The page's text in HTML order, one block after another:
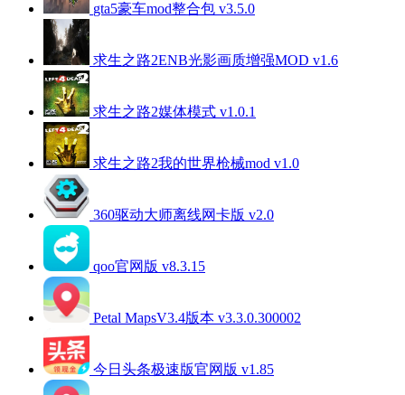
gta5豪车mod整合包 v3.5.0
求生之路2ENB光影画质增强MOD v1.6
求生之路2媒体模式 v1.0.1
求生之路2我的世界枪械mod v1.0
360驱动大师离线网卡版 v2.0
qoo官网版 v8.3.15
Petal MapsV3.4版本 v3.3.0.300002
今日头条极速版官网版 v1.85